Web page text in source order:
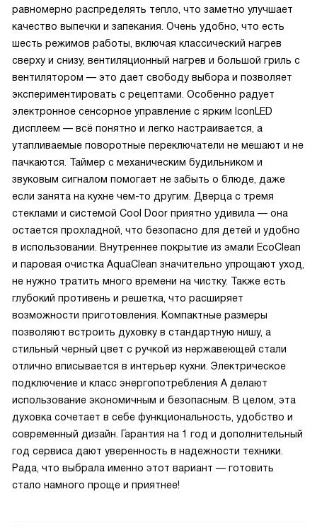
равномерно распределять тепло, что заметно улучшает
качество выпечки и запекания. Очень удобно, что есть
шесть режимов работы, включая классический нагрев
сверху и снизу, вентиляционный нагрев и большой гриль с
вентилятором — это дает свободу выбора и позволяет
экспериментировать с рецептами. Особенно радует
электронное сенсорное управление с ярким IconLED
дисплеем — всё понятно и легко настраивается, а
утапливаемые поворотные переключатели не мешают и не
пачкаются. Таймер с механическим будильником и
звуковым сигналом помогает не забыть о блюде, даже
если занята на кухне чем-то другим. Дверца с тремя
стеклами и системой Cool Door приятно удивила — она
остается прохладной, что безопасно для детей и удобно
в использовании. Внутреннее покрытие из эмали EcoClean
и паровая очистка AquaClean значительно упрощают уход,
не нужно тратить много времени на чистку. Также есть
глубокий противень и решетка, что расширяет
возможности приготовления. Компактные размеры
позволяют встроить духовку в стандартную нишу, а
стильный черный цвет с ручкой из нержавеющей стали
отлично вписывается в интерьер кухни. Электрическое
подключение и класс энергопотребления А делают
использование экономичным и безопасным. В целом, эта
духовка сочетает в себе функциональность, удобство и
современный дизайн. Гарантия на 1 год и дополнительный
год сервиса дают уверенность в надежности техники.
Рада, что выбрала именно этот вариант — готовить
стало намного проще и приятнее!